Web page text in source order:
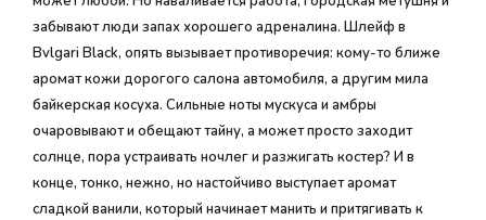
забывают люди запах хорошего адреналина. Шлейф в
Bvlgari Black, опять вызывает противоречия: кому-то ближе
аромат кожи дорогого салона автомобиля, а другим мила
байкерская косуха. Сильные ноты мускуса и амбры
очаровывают и обещают тайну, а может просто заходит
солнце, пора устраивать ночлег и разжигать костер? И в
конце, тонко, нежно, но настойчиво выступает аромат
сладкой ванили, который начинает манить и притягивать к